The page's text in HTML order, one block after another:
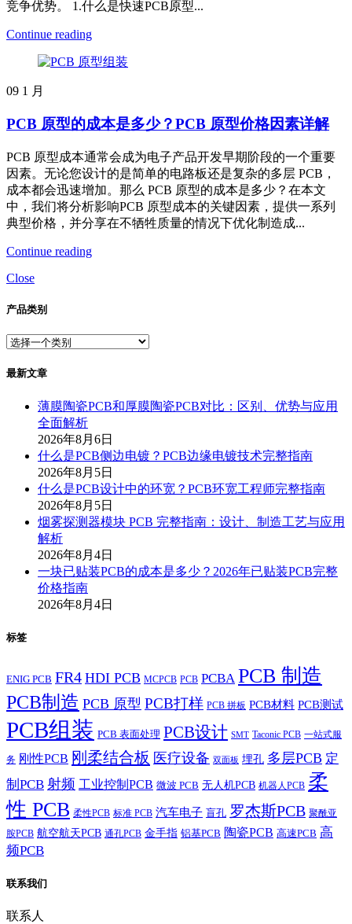
竞争优势。 1.什么是快速PCB原型...
Continue reading
09 1 月
PCB 原型的成本是多少？PCB 原型价格因素详解
PCB 原型成本通常会成为电子产品开发早期阶段的一个重要
因素。无论您设计的是简单的电路板还是复杂的多层 PCB，
成本都会迅速增加。那么 PCB 原型的成本是多少？在本文
中，我们将分析影响PCB 原型成本的关键因素，提供一系列
典型价格，并分享在不牺牲质量的情况下优化制造成...
Continue reading
Close
产品类别
最新文章
薄膜陶瓷PCB和厚膜陶瓷PCB对比：区别、优势与应用
全面解析
2026年8月6日
什么是PCB侧边电镀？PCB边缘电镀技术完整指南
2026年8月5日
什么是PCB设计中的环宽？PCB环宽工程师完整指南
2026年8月5日
烟雾探测器模块 PCB 完整指南：设计、制造工艺与应用
解析
2026年8月4日
一块已贴装PCB的成本是多少？2026年已贴装PCB完整
价格指南
2026年8月4日
标签
ENIG PCB FR4 HDI PCB MCPCB PCB PCBA PCB 制造
PCB制造 PCB 原型 PCB打样 PCB 拼板 PCB材料 PCB测试
PCB组装 PCB 表面处理 PCB设计 SMT Taconic PCB 一站式服
务 刚性PCB 刚柔结合板 医疗设备 双面板 埋孔 多层PCB 定
制PCB 射频 工业控制PCB 微波 PCB 无人机PCB 机器人PCB 柔
性 PCB 柔性PCB 标准 PCB 汽车电子 盲孔 罗杰斯PCB 聚酰亚
胺PCB 航空航天PCB 通孔PCB 金手指 铝基PCB 陶瓷PCB 高速PCB 高
频PCB
联系我们
联系人